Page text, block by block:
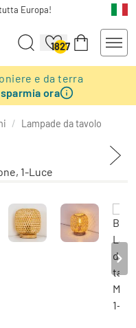
Europa!
1827
e da terra
ora
/ Lampade da tavolo